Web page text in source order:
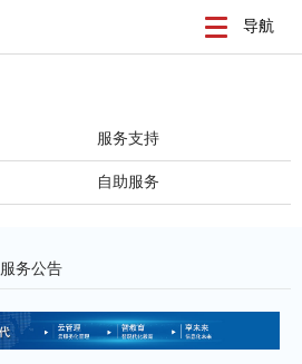
导航
服务支持
自助服务
服务公告